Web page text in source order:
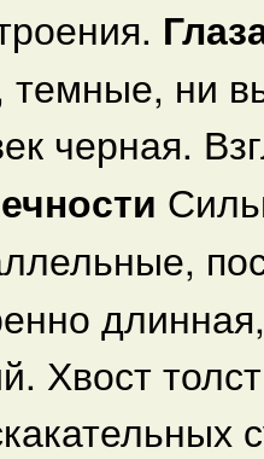
темные, ни
черная.
Хвост